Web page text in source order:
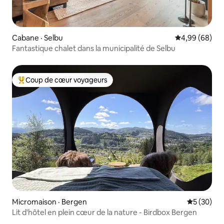
Cabane · Selbu Note
4,99 (68)
Fantastique chalet dans la municipalité de Selbu
Coup de cœur voyageurs parmi les plus aimés
Coup de cœur voyageurs
Micromaison · Bergen Note
5 (30)
Lit d'hôtel en plein cœur de la nature - Birdbox Bergen